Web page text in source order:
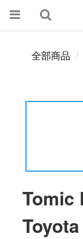
全部商品
Tomic